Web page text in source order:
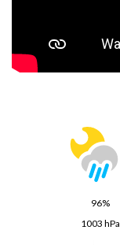
96%
1003 hPa